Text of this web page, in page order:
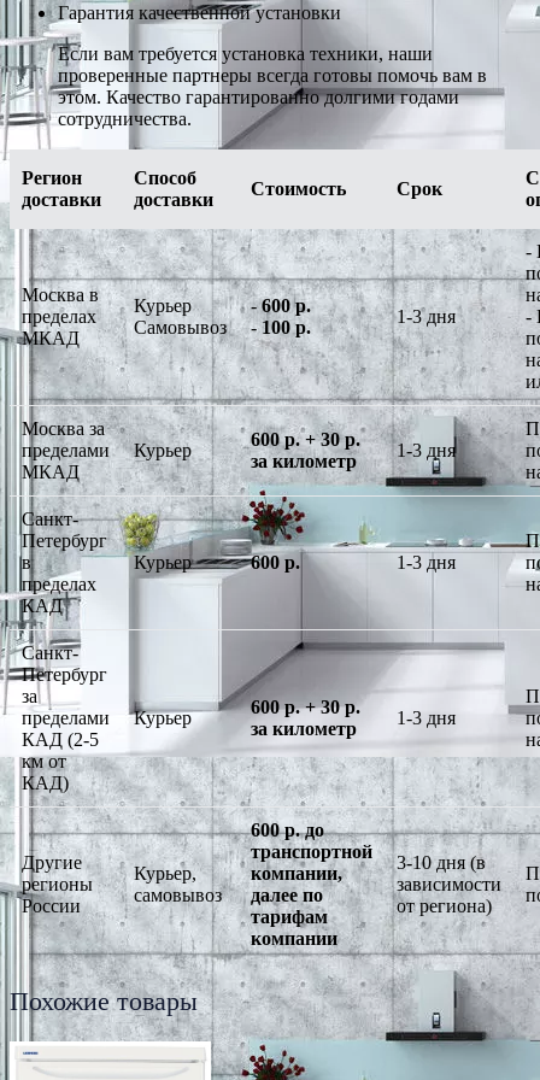
Гарантия качественной установки
Если вам требуется установка техники, наши
проверенные партнеры всегда готовы помочь вам в
этом. Качество гарантированно долгими годами
сотрудничества.
Регион
доставки
Способ
доставки
Стоимость Срок
Москва в
пределах
МКАД
Курьер
Самовывоз
-600 р.
-100 р.
1-3 дня
-
-
Москва за
пределами
МКАД
Курьер
600 р. + 30 р.
за километр
1-3 дня
Санкт-
Петербург
в
пределах
КАД
Курьер 600 р. 1-3 дня
Санкт-
Петербург
за
пределами
КАД (2-5
км от
КАД)
Курьер
600 р. + 30 р.
за километр
1-3 дня
Другие
регионы
России
Курьер,
самовывоз
600 р. до
транспортной
компании,
далее по
тарифам
компании
3-10 дня (в
зависимости
от региона)
Похожие товары